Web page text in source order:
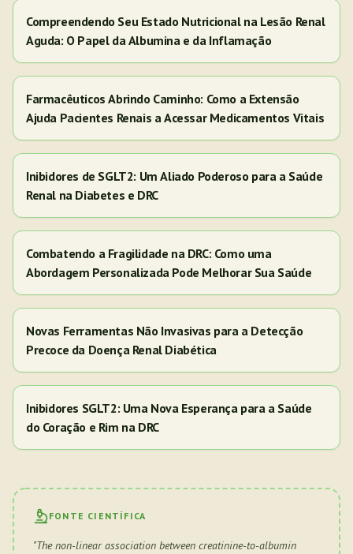
Compreendendo Seu Estado Nutricional na Lesão Renal
Aguda: O Papel da Albumina e da Inflamação
Farmacêuticos Abrindo Caminho: Como a Extensão
Ajuda Pacientes Renais a Acessar Medicamentos Vitais
Inibidores de SGLT2: Um Aliado Poderoso para a Saúde
Renal na Diabetes e DRC
Combatendo a Fragilidade na DRC: Como uma
Abordagem Personalizada Pode Melhorar Sua Saúde
Novas Ferramentas Não Invasivas para a Detecção
Precoce da Doença Renal Diabética
Inibidores SGLT2: Uma Nova Esperança para a Saúde
do Coração e Rim na DRC
FONTE CIENTÍFICA
"The non-linear association between creatinine-to-albumin